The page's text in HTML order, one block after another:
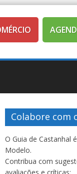
Colabore com
O Guia de Castanhal
Modelo.
Contribua com